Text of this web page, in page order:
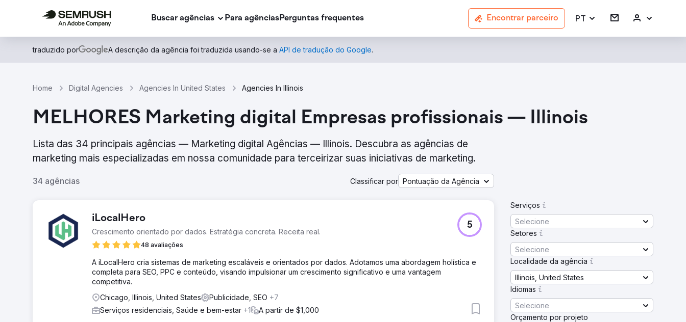
Buscar agências Para agênciasPerguntas frequentes Encontrar parceiro PT
traduzido por A descrição da agência foi traduzida usando-se a API de tradução do Google.
Home Digital Agencies Agencies In United States Agencies In Illinois
MELHORES Marketing digital Empresas profissionais — Illinois
Lista das 34 principais agências — Marketing digital Agências — Illinois. Descubra as agências de
marketing mais especializadas em nossa comunidade para terceirizar suas iniciativas de marketing.
34 agências Classificar por Pontuação da Agência
iLocalHero
Crescimento orientado por dados. Estratégia concreta. Receita real.
48 avaliações
5
A iLocalHero cria sistemas de marketing escaláveis e orientados por dados. Adotamos uma abordagem holística e
completa para SEO, PPC e conteúdo, visando impulsionar um crescimento significativo e uma vantagem
competitiva.
Chicago, Illinois, United States
Publicidade, SEO +7
Serviços residenciais, Saúde e bem-estar +1 A partir de $1,000
Serviços
Selecione
Setores
Selecione
Localidade da agência
Illinois, United States
Idiomas
Selecione
Orçamento por projeto